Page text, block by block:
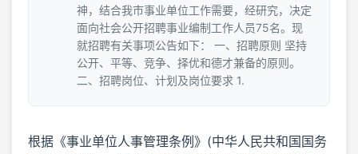
神，结合我市事业单位工作需要，经研究，决定
面向社会公开招聘事业编制工作人员75名。现
就招聘有关事项公告如下： 一、招聘原则 坚持
公开、平等、竞争、择优和德才兼备的原则。
二、招聘岗位、计划及岗位要求 1.
根据《事业单位人事管理条例》(中华人民共和国国务